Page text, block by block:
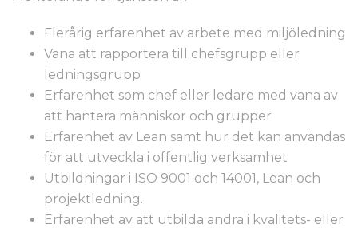
Flerårig erfarenhet av arbete med miljöledning
Vana att rapportera till chefsgrupp eller
ledningsgrupp
Erfarenhet som chef eller ledare med vana av
att hantera människor och grupper
Erfarenhet av Lean samt hur det kan användas
för att utveckla i offentlig verksamhet
Utbildningar i ISO 9001 och 14001, Lean och
projektledning.
Erfarenhet av att utbilda andra i kvalitets- eller